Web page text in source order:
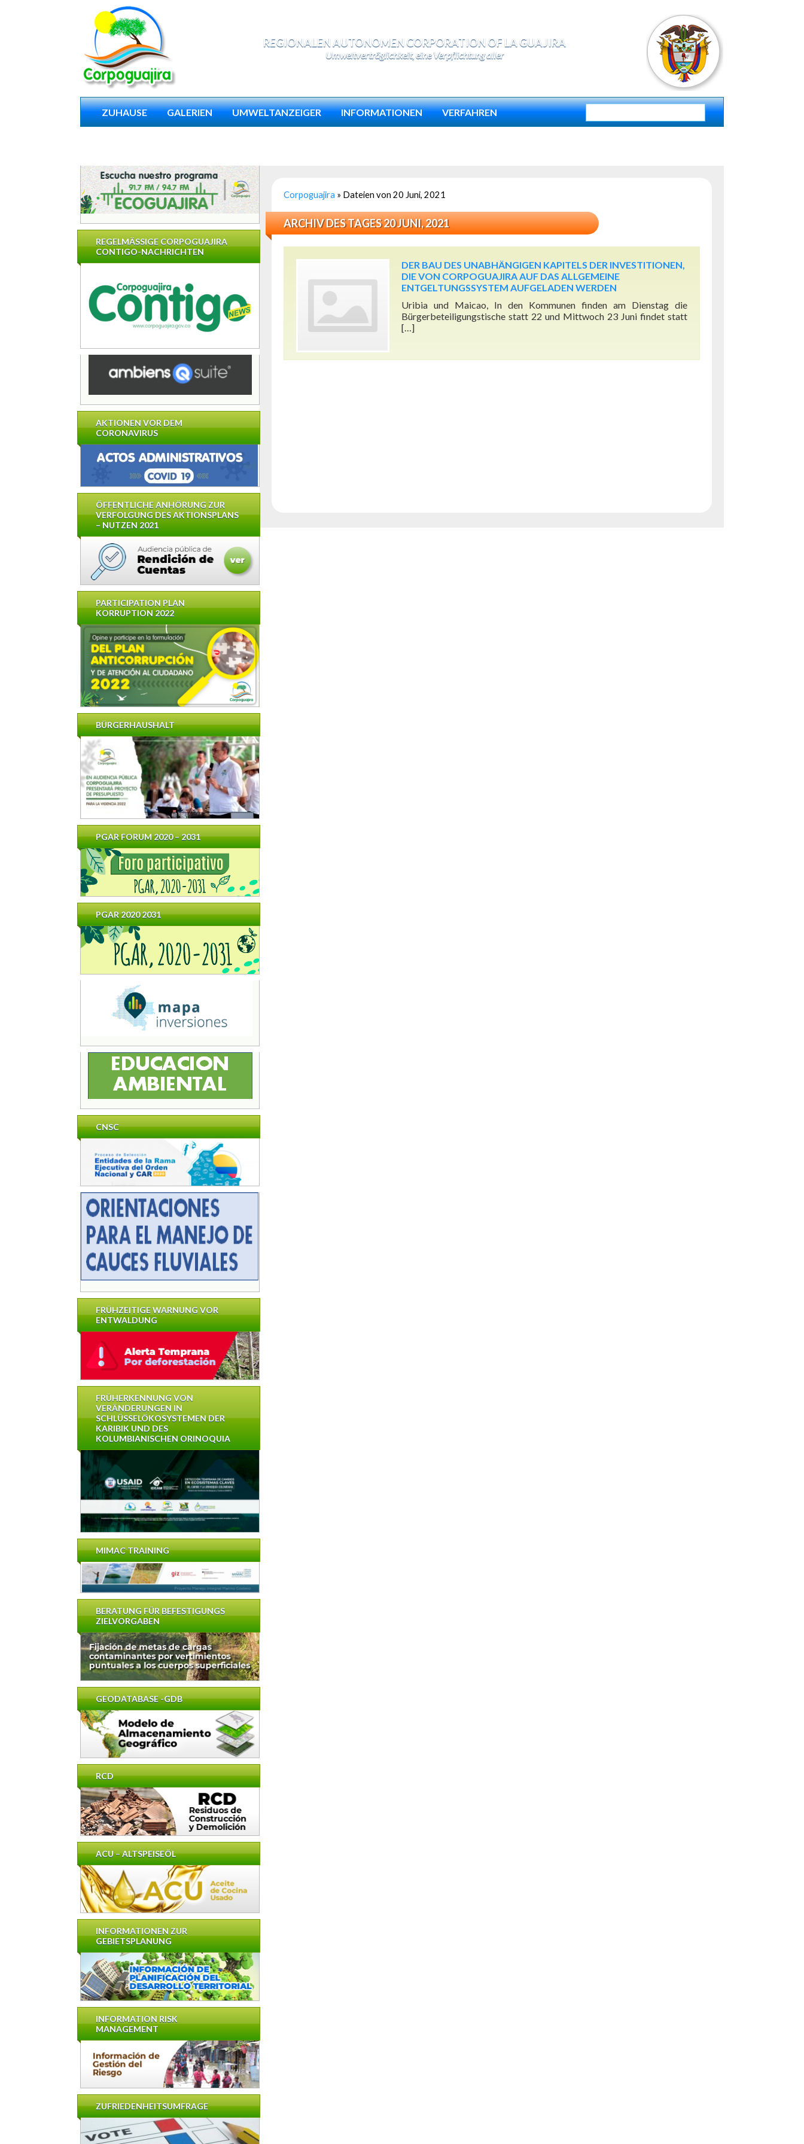
REGIONALEN AUTONOMEN CORPORATION OF LA GUAJIRA
Umweltverträglichkeit, eine Verpflichtung aller
ZUHAUSE GALERIEN UMWELTANZEIGER INFORMATIONEN VERFAHREN
REGELMÄSSIGE CORPOGUAJIRA
CONTIGO-NACHRICHTEN
AKTIONEN VOR DEM
CORONAVIRUS
ÖFFENTLICHE ANHÖRUNG ZUR
VERFOLGUNG DES AKTIONSPLANS
– NUTZEN 2021
PARTICIPATION PLAN
KORRUPTION 2022
BÜRGERHAUSHALT
PGAR FORUM 2020 – 2031
PGAR 2020 2031
CNSC
FRÜHZEITIGE WARNUNG VOR
ENTWALDUNG
FRÜHERKENNUNG VON
VERÄNDERUNGEN IN
SCHLÜSSELÖKOSYSTEMEN DER
KARIBIK UND DES
KOLUMBIANISCHEN ORINOQUIA
MIMAC TRAINING
BERATUNG FÜR BEFESTIGUNGS
ZIELVORGABEN
GEODATABASE -GDB
RCD
ACU – ALTSPEISEÖL
INFORMATIONEN ZUR
GEBIETSPLANUNG
INFORMATION RISK
MANAGEMENT
ZUFRIEDENHEITSUMFRAGE
Corpoguajira » Dateien von 20 Juni, 2021
ARCHIV DES TAGES 20 JUNI, 2021
DER BAU DES UNABHÄNGIGEN KAPITELS DER INVESTITIONEN,
DIE VON CORPOGUAJIRA AUF DAS ALLGEMEINE
ENTGELTUNGSSYSTEM AUFGELADEN WERDEN
Uribia und Maicao, In den Kommunen finden am Dienstag die
Bürgerbeteiligungstische statt 22 und Mittwoch 23 Juni findet statt
[…]